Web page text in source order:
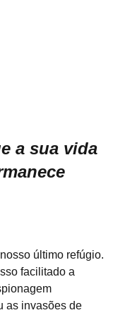
a sua vida
último refúgio.
facilitado a
as invasões de